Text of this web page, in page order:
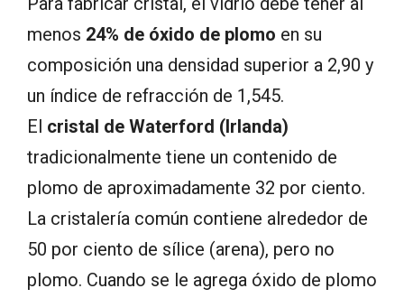
menos 24% de óxido de plomo en su
composición una densidad superior a 2,90 y
un índice de refracción de 1,545.
El cristal de Waterford (Irlanda)
tradicionalmente tiene un contenido de
plomo de aproximadamente 32 por ciento.
La cristalería común contiene alrededor de
50 por ciento de sílice (arena), pero no
plomo. Cuando se le agrega óxido de plomo